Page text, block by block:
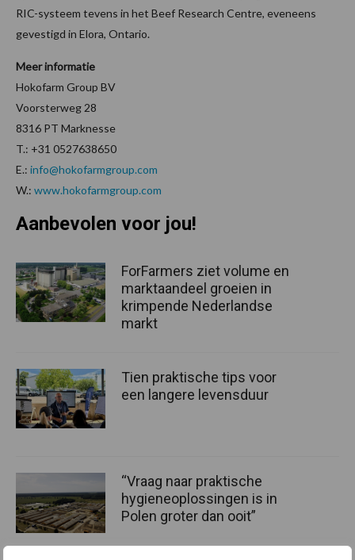
RIC-systeem tevens in het Beef Research Centre, eveneens
gevestigd in Elora, Ontario.
Meer informatie
Hokofarm Group BV
Voorsterweg 28
8316 PT Marknesse
T.: +31 0527638650
E.: info@hokofarmgroup.com
W.: www.hokofarmgroup.com
Aanbevolen voor jou!
ForFarmers ziet volume en
marktaandeel groeien in
krimpende Nederlandse
markt
Tien praktische tips voor
een langere levensduur
“Vraag naar praktische
hygieneoplossingen is in
Polen groter dan ooit”